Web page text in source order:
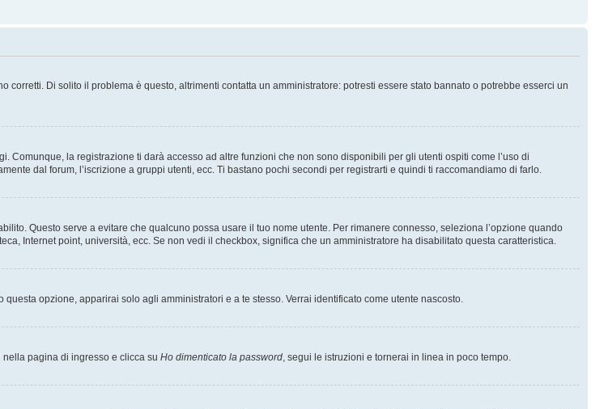
Di solito il problema è questo, altrimenti contatta un amministratore: potresti essere stato bannato o potrebbe esserci un
la registrazione ti darà accesso ad altre funzioni che non sono disponibili per gli utenti ospiti come l’uso di
dal forum, l’iscrizione a gruppi utenti, ecc. Ti bastano pochi secondi per registrarti e quindi ti raccomandiamo di farlo.
Questo serve a evitare che qualcuno possa usare il tuo nome utente. Per rimanere connesso, seleziona l’opzione quando
Internet point, università, ecc. Se non vedi il checkbox, significa che un amministratore ha disabilitato questa caratteristica.
questa opzione, apparirai solo agli amministratori e a te stesso. Verrai identificato come utente nascosto.
pagina di ingresso e clicca su Ho dimenticato la password, segui le istruzioni e tornerai in linea in poco tempo.